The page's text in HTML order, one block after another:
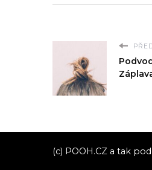
(c) POOH.CZ a tak